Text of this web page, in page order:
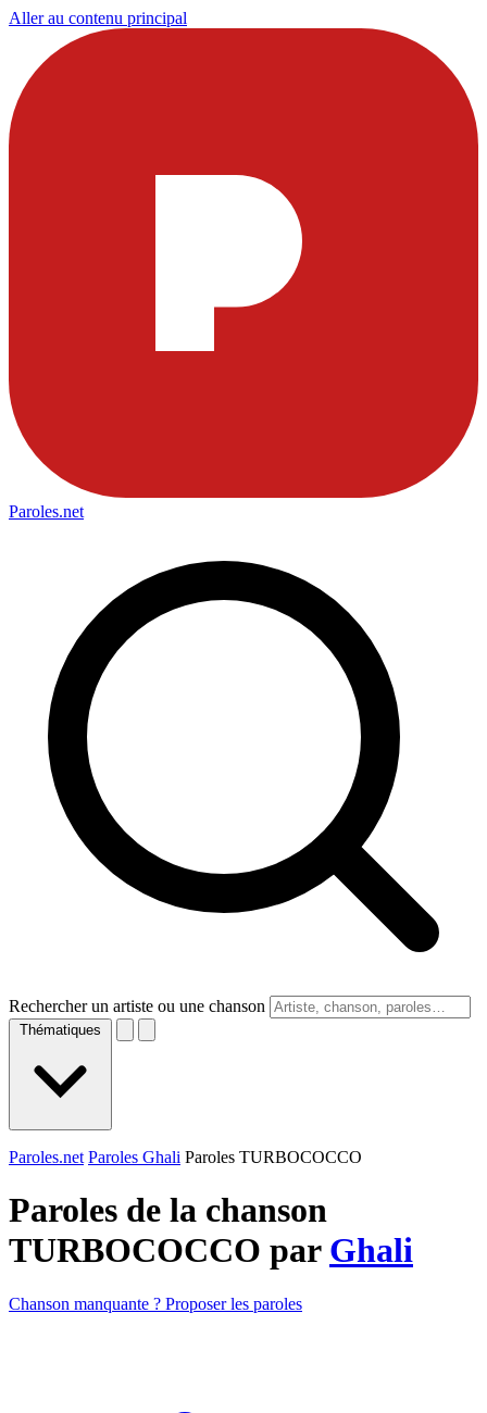
Aller au contenu principal
Paroles.net
Rechercher un artiste ou une chanson
Thématiques
Paroles.net Paroles Ghali Paroles TURBOCOCCO
Paroles de la chanson
TURBOCOCCO par Ghali
Chanson manquante ? Proposer les paroles